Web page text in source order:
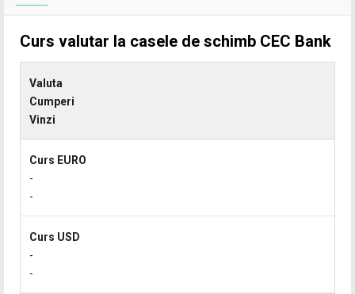
Curs valutar la casele de schimb CEC Bank
Valuta
Cumperi
Vinzi
Curs EURO
-
-
Curs USD
-
-